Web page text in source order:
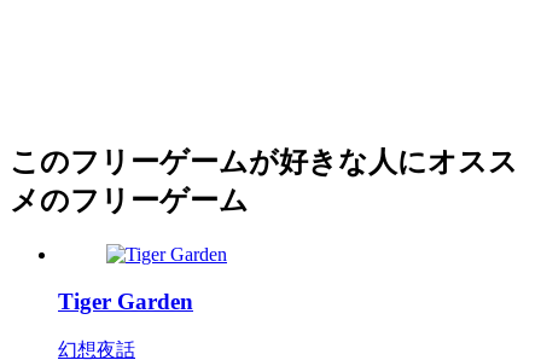
このフリーゲームが好きな人にオスス
メのフリーゲーム
Tiger Garden
幻想夜話